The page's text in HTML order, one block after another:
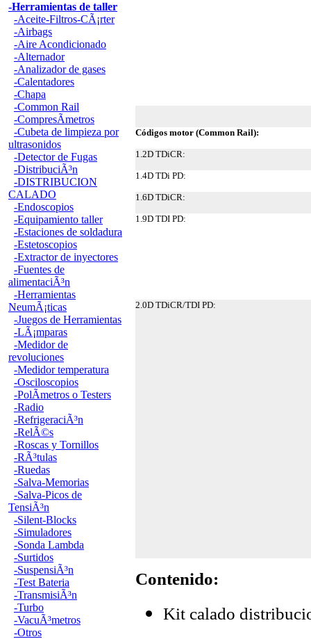
-Herramientas de taller
-Aceite-Filtros-CÃ¡rter
-Airbags
-Aire Acondicionado
-Alternador
-Analizador de gases
-Calentadores
-Chapa
-Common Rail
-CompresÃ­metros
-Cubeta de limpieza por
ultrasonidos
-Detector de Fugas
-DistribuciÃ³n
-DISTRIBUCION
CALADO
-Endoscopios
-Equipamiento taller
-Estaciones de soldadura
-Estetoscopios
-Extractor de inyectores
-Fuentes de
alimentaciÃ³n
-Herramientas
NeumÃ¡ticas
-Juegos de Herramientas
-LÃ¡mparas
-Medidor de
revoluciones
-Medidor temperatura
-Osciloscopios
-PolÃ­metros o Testers
-Radio
-RefrigeraciÃ³n
-RelÃ©s
-Roscas y Tornillos
-RÃ³tulas
-Ruedas
-Salva-Memorias
-Salva-Picos de
TensiÃ³n
-Silent-Blocks
-Simuladores
-Sonda Lambda
-Surtidos
-SuspensiÃ³n
-Test Bateria
-TransmisiÃ³n
-Turbo
-VacuÃ³metros
-Otros
Códigos motor (Common Rail):
1.2D TDiCR:
1.4D TDi PD:
1.6D TDiCR:
1.9D TDI PD:
2.0D TDiCR/TDI PD:
Contenido:
Kit calado